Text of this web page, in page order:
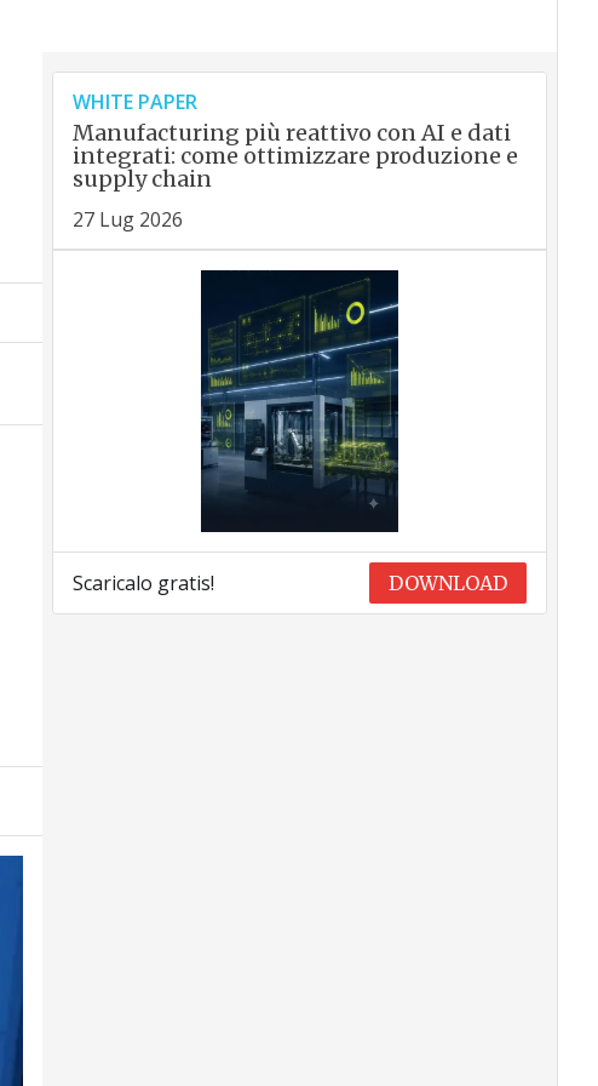
WHITE PAPER
Manufacturing più reattivo con AI e dati
integrati: come ottimizzare produzione e
supply chain
27 Lug 2026
Scaricalo gratis! DOWNLOAD